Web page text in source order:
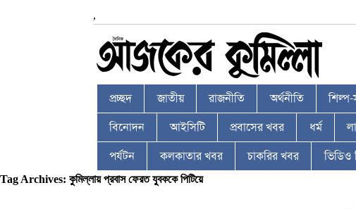
,
প্রচ্ছদ জাতীয় রাজনীতি অর্থনীতি শিল্প-
বিনোদন আইসিটি প্রবাসের খবর ধর্ম
পর্যটন কলকাতার খবর চাকরির খবর ভিডিও
Tag Archives: কুমিল্লায় প্রবাস ফেরত যুবককে পিটিয়ে